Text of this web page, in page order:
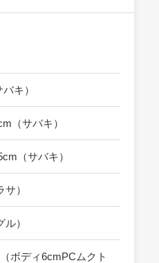
キ）
（サバキ）
（サバキ）
）
）
ボディ6cmPCムクト